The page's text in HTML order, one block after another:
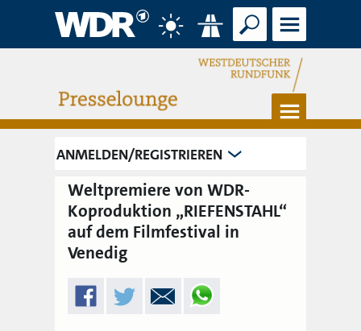
Verkehr
Suche Menü
Menü
ANMELDEN/REGISTRIEREN
Weltpremiere von WDR-
Koproduktion „RIEFENSTAHL“
auf dem Filmfestival in
Venedig